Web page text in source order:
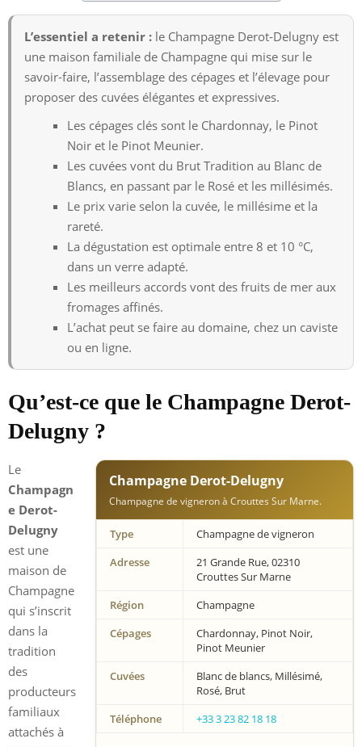
L’essentiel a retenir : le Champagne Derot-Delugny est
une maison familiale de Champagne qui mise sur le
savoir-faire, l’assemblage des cépages et l’élevage pour
proposer des cuvées élégantes et expressives.
Les cépages clés sont le Chardonnay, le Pinot
Noir et le Pinot Meunier.
Les cuvées vont du Brut Tradition au Blanc de
Blancs, en passant par le Rosé et les millésimés.
Le prix varie selon la cuvée, le millésime et la
rareté.
La dégustation est optimale entre 8 et 10 °C,
dans un verre adapté.
Les meilleurs accords vont des fruits de mer aux
fromages affinés.
L’achat peut se faire au domaine, chez un caviste
ou en ligne.
Qu’est-ce que le Champagne Derot-
Delugny ?
Champagne Derot-Delugny
Champagne de vigneron à Crouttes Sur Marne.
Type
Champagne de vigneron
Adresse
21 Grande Rue, 02310
Crouttes Sur Marne
Région
Champagne
Cépages
Chardonnay, Pinot Noir,
Pinot Meunier
Cuvées
Blanc de blancs, Millésimé,
Rosé, Brut
Téléphone
+33 3 23 82 18 18
Le
Champagn
e Derot-
Delugny
est une
maison de
Champagne
qui s’inscrit
dans la
tradition
des
producteurs
familiaux
attachés à